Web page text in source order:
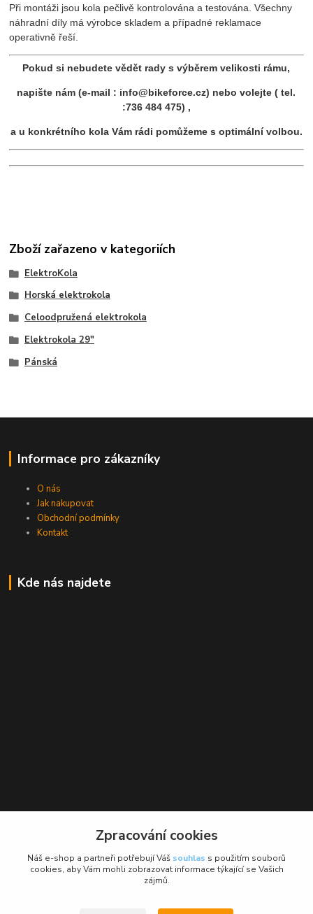
Při montáži jsou kola pečlivě kontrolována a testována. Všechny
náhradní díly má výrobce skladem a případné reklamace
operativně řeší.
Pokud si nebudete vědět rady s výběrem velikosti rámu,
napište nám (e-mail : info@bikeforce.cz) nebo volejte ( tel.
:736 484 475) ,
a u konkrétního kola Vám rádi pomůžeme s optimální volbou.
Zboží zařazeno v kategoriích
ElektroKola
Horská elektrokola
Celoodpružená elektrokola
Elektrokola 29"
Pánská
Informace pro zákazníky
O nás
Jak nakupovat
Obchodní podmínky
Kontakt
Kde nás najdete
BikeForce.cz
Zpracování cookies
Náš e-shop a partneři potřebují Váš souhlas s použitím souborů
cookies, aby Vám mohli zobrazovat informace týkající se Vašich
zájmů.